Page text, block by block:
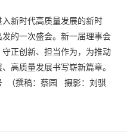
新时代高质量发展的新时
的一次盛会。新一届理事会
正创新、担当作为，为推动
高质量发展书写崭新篇章。
（撰稿：蔡园 摄影：刘骐